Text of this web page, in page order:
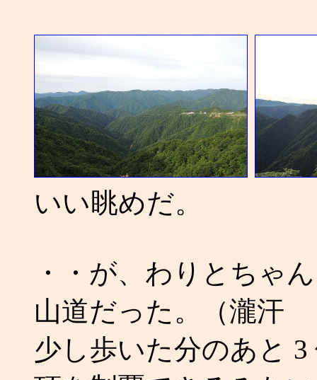
いい眺めだ。
・・が、わりとちゃ
山道だった。（瀧汗
少し歩いた分のあと